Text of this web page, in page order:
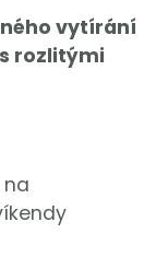
vytírání
rozlitými